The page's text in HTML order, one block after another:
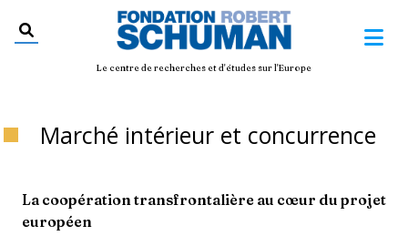
Le centre de recherches et d'études sur l'Europe
Marché intérieur et concurrence
La coopération transfrontalière au cœur du projet
européen